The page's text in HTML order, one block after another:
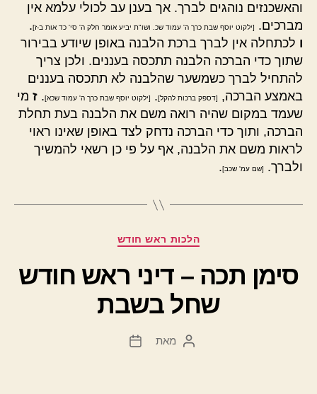
והאשכנזים נוהגים לברך. אך בענן עב לכולי עלמא אין
מברכים.
[ילקוט יוסף שבת כרך ה' עמוד שכ. ושו"ת יביע אומר חלק ה' סי' כד אות ב-ז].
ו לכתחלה אין לברך ברכת הלבנה באופן שיודע בבירור
שתוך כדי הברכה הלבנה תתכסה בעננים. ולכן צריך
להתחיל לברך כשמשער שהלבנה לא תתכסה בעננים
באמצע הברכה,
[דספק ברכות להקל]. [ילקוט יוסף שבת כרך ה' עמוד שכא]. ז מי
שעמד במקום שהיה רואה משם את הלבנה בעת תחלת
הברכה, ותוך כדי הברכה נדחק לצד באופן שאינו ראוי
לראות משם את הלבנה, אף על פי כן רשאי להמשיך
ולברך.
[שם עמ' שכב].
קטגוריות
הלכות ראש חודש
סימן תכה – דיני ראש חודש
שחל בשבת
המחבר
מאת
תאריך